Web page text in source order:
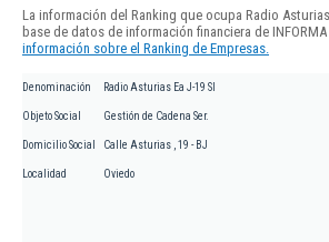
La información del Ranking que ocupa Radio
base de datos de información financiera de INFORMA
información sobre el Ranking de Empresas.
Denominación Radio Asturias Ea J-19 Sl
Objeto Social Gestión de Cadena Ser.
Domicilio Social Calle Asturias , 19 - BJ
Localidad Oviedo